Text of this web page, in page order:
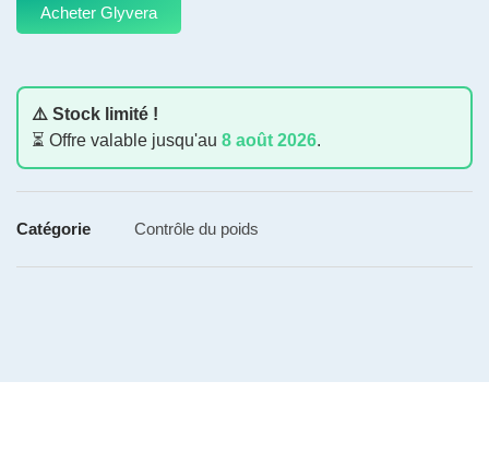
Acheter Glyvera
⚠️ Stock limité !
⏳ Offre valable jusqu'au 8 août 2026.
Catégorie Contrôle du poids